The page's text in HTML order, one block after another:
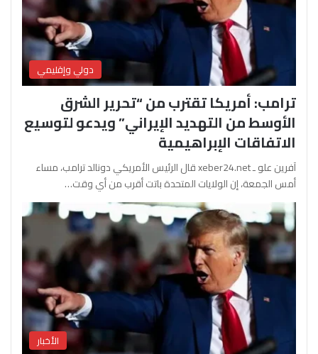
دولي وإقليمي
ترامب: أمريكا تقترب من “تحرير الشرق
الأوسط من التهديد الإيراني” ويدعو لتوسيع
الاتفاقات الإبراهيمية
آفرين علو ـ xeber24.net قال الرئيس الأمريكي دونالد ترامب، مساء
أمس الجمعة، إن الولايات المتحدة باتت أقرب من أي وقت…
الأخبار